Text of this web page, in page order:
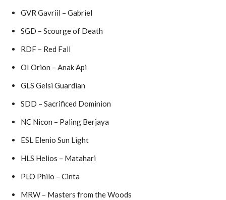
GVR Gavriil – Gabriel
SGD – Scourge of Death
RDF – Red Fall
OI Orion – Anak Api
GLS Gelsi Guardian
SDD – Sacrificed Dominion
NC Nicon – Paling Berjaya
ESL Elenio Sun Light
HLS Helios – Matahari
PLO Philo – Cinta
MRW – Masters from the Woods